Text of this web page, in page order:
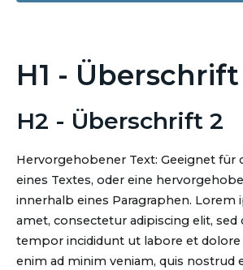
H1 - Überschrift
H2 - Überschrift 2
Hervorgehobener Text: Geeignet für
eines Textes, oder eine
innerhalb eines Paragraphen. Lorem
amet, consectetur adipiscing elit, sed
tempor incididunt ut labore et dolore
enim ad minim veniam, quis nostrud